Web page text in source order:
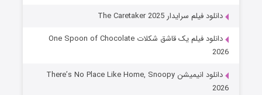
دانلود فیلم سرایدار The Caretaker 2025
دانلود فیلم یک قاشق شکلات One Spoon of Chocolate
2026
دانلود انیمیشن There’s No Place Like Home, Snoopy
2026